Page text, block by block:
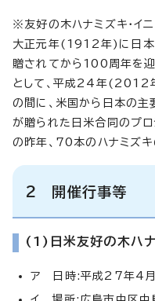
※友好の木ハナミズキ・イ
大正元年(1912年)に日
贈されてから100周年を迎
として、平成24年
の間に、米国から日本の
が贈られた日米合同のプ
の昨年、70本のハナミズキ
2 開催行事等
(1)日米友好の木ハ
ア 日時:平成27年4